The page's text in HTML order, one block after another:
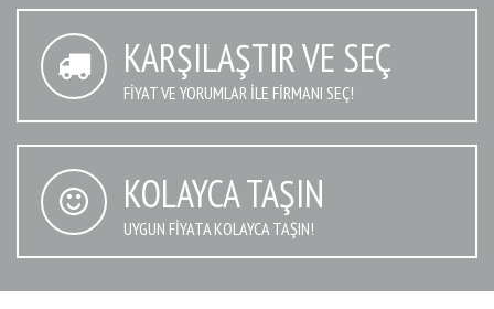
KARŞILAŞTIR VE SEÇ
FIYAT VE YORUMLAR İLE FIRMANI SEÇ!
KOLAYCA TAŞIN
UYGUN FIYATA KOLAYCA TAŞIN!